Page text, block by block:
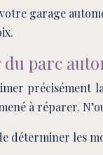
garage
parc
précisément
à réparer.
déterminer les